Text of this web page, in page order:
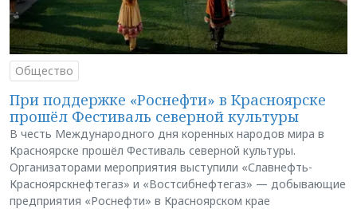
Общество
При поддержке «Роснефти» в Красноярске
прошёл Фестиваль северной культуры
В честь Международного дня коренных народов мира в
Красноярске прошёл Фестиваль северной культуры.
Организаторами мероприятия выступили «Славнефть-
Красноярскнефтегаз» и «Востсибнефтегаз» — добывающие
предприятия «Роснефти» в Красноярском крае